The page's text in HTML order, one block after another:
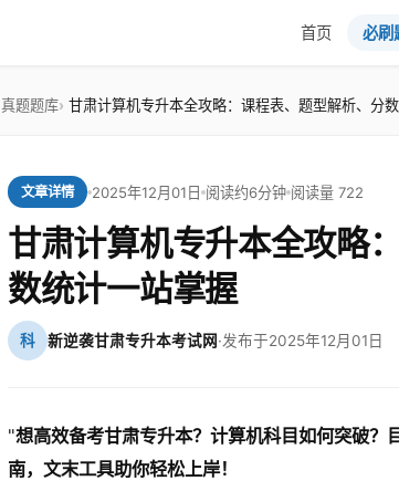
首页 必刷
真题题库 甘肃计算机专升本全攻略：课程表、题型解析、分
文章详情 2025年12月01日 阅读约6分钟 阅读量 722
甘肃计算机专升本全攻略
数统计一站掌握
科 新逆袭甘肃专升本考试网·发布于2025年12月01日
"想高效备考甘肃专升本？计算机科目如何突破
南，文末工具助你轻松上岸！